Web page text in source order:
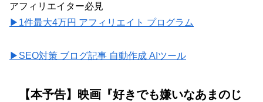
アフィリエイター必見
▶1件最大4万円 アフィリエイト プログラム
▶SEO対策 ブログ記事 自動作成 AIツール
【本予告】映画『好きでも嫌いなあまのじ